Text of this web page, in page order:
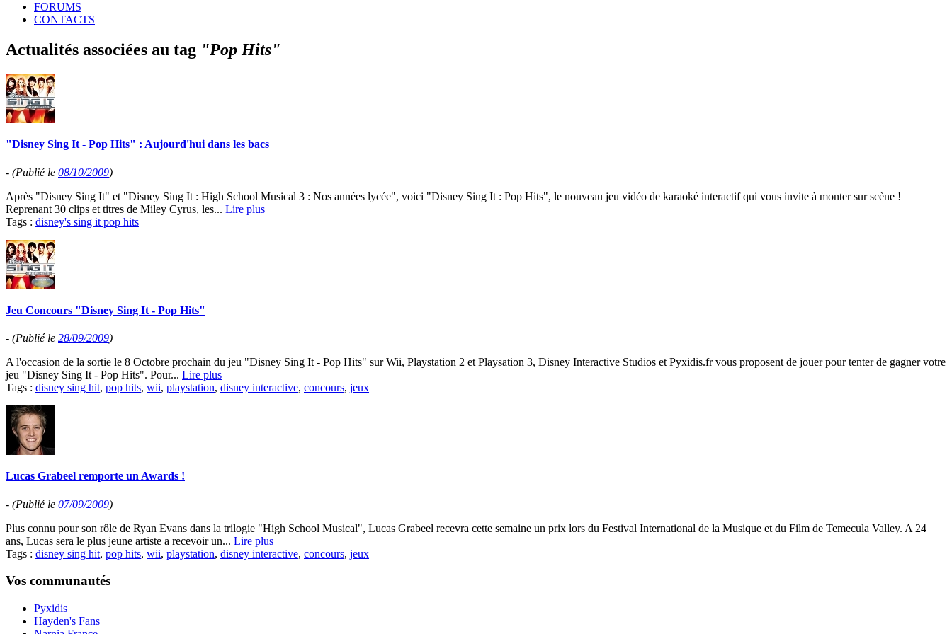
FORUMS
CONTACTS
Actualités associées au tag "Pop Hits"
"Disney Sing It - Pop Hits" : Aujourd'hui dans les bacs
- (Publié le 08/10/2009)
Après "Disney Sing It" et "Disney Sing It : High School Musical 3 : Nos années lycée", voici "Disney Sing It : Pop Hits", le nouveau jeu vidéo de karaoké interactif qui vous invite à monter sur scène !
Reprenant 30 clips et titres de Miley Cyrus, les... Lire plus
Tags : disney's sing it pop hits
Jeu Concours "Disney Sing It - Pop Hits"
- (Publié le 28/09/2009)
A l'occasion de la sortie le 8 Octobre prochain du jeu "Disney Sing It - Pop Hits" sur Wii, Playstation 2 et Playsation 3, Disney Interactive Studios et Pyxidis.fr vous proposent de jouer pour tenter de gagner votre
jeu "Disney Sing It - Pop Hits". Pour... Lire plus
Tags : disney sing hit, pop hits, wii, playstation, disney interactive, concours, jeux
Lucas Grabeel remporte un Awards !
- (Publié le 07/09/2009)
Plus connu pour son rôle de Ryan Evans dans la trilogie "High School Musical", Lucas Grabeel recevra cette semaine un prix lors du Festival International de la Musique et du Film de Temecula Valley. A 24
ans, Lucas sera le plus jeune artiste a recevoir un... Lire plus
Tags : disney sing hit, pop hits, wii, playstation, disney interactive, concours, jeux
Vos communautés
Pyxidis
Hayden's Fans